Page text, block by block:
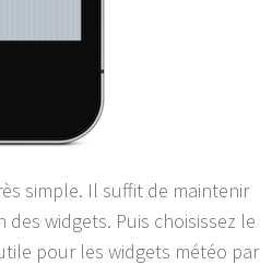
simple. Il suffit de maintenir
widgets. Puis choisissez le
pour les widgets météo par